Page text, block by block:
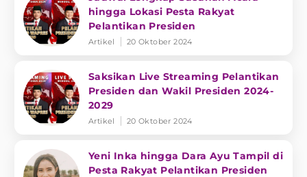
hingga Lokasi Pesta Rakyat
Pelantikan Presiden
Artikel 20 Oktober 2024
Saksikan Live Streaming Pelantikan
Presiden dan Wakil Presiden 2024-
2029
Artikel 20 Oktober 2024
Yeni Inka hingga Dara Ayu Tampil di
Pesta Rakyat Pelantikan Presiden